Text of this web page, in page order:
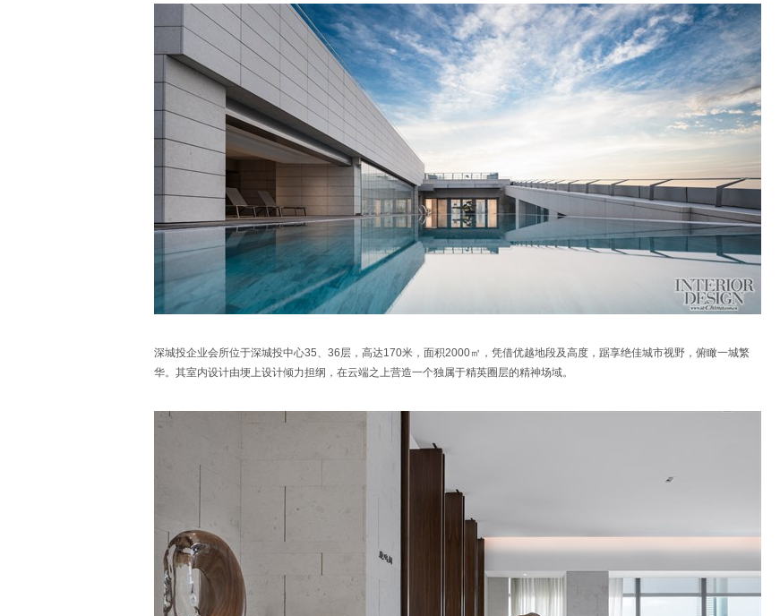
深城投企业会所位于深城投中心35、36层，高达170米，面积2000㎡，凭借优越地段及高度，踞享绝佳城市视野，俯瞰一城繁
华。其室内设计由埂上设计倾力担纲，在云端之上营造一个独属于精英圈层的精神场域。